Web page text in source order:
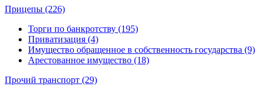
Прицепы (226)
Торги по банкротству (195)
Приватизация (4)
Имущество обращенное в собственность государства (9)
Арестованное имущество (18)
Прочий транспорт (29)